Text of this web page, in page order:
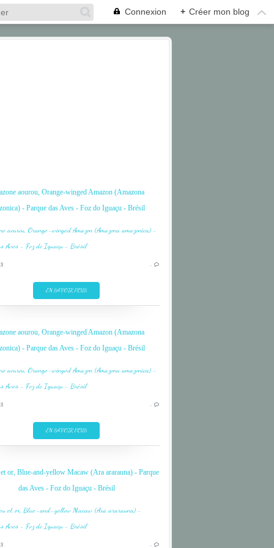
Connexion + Créer mon blog
BIRD
JAUNE
PARROT
aourou, Orange-winged Amazon (Amazona
- Parque das Aves - Foz do Iguaçu - Brésil
…
EN SAVOIR PLUS
BIRD
JAUNE
PARROT
aourou, Orange-winged Amazon (Amazona
- Parque das Aves - Foz do Iguaçu - Brésil
…
EN SAVOIR PLUS
or, Blue-and-yellow Macaw (Ara ararauna) - Parque
das Aves - Foz do Iguaçu - Brésil
…